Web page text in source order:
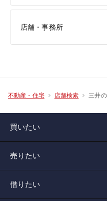
店舗・事務所
不動産・住宅 店舗検索 三井
買いたい
売りたい
借りたい